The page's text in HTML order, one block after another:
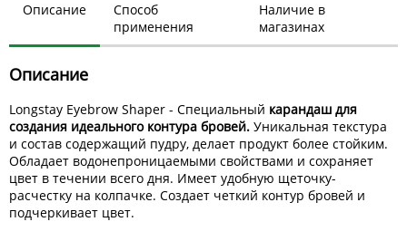
Описание
Способ
применения
Наличие в
магазинах
Описание
Longstay Eyebrow Shaper - Cпециальный карандаш для
создания идеального контура бровей. Уникальная текстура
и состав содержащий пудру, делает продукт более стойким.
Обладает водонепроницаемыми свойствами и сохраняет
цвет в течении всего дня. Имеет удобную щеточку-
расчестку на колпачке. Создает четкий контур бровей и
подчеркивает цвет.